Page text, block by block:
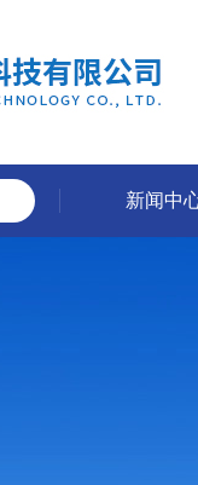
新闻中